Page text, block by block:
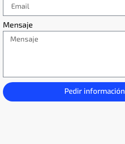
Mensaje
Pedir información